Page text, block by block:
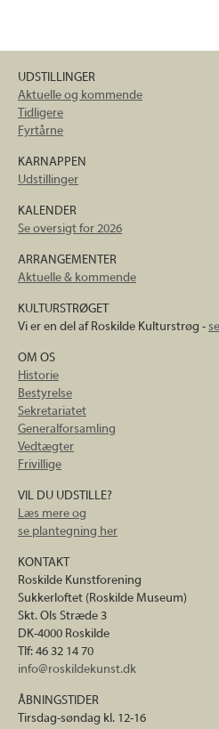
UDSTILLINGER
Aktuelle og kommende
Tidligere
Fyrtårne
KARNAPPEN
Udstillinger
KALENDER
Se oversigt for 2026
ARRANGEMENTER
Aktuelle & kommende
KULTURSTRØGET
Vi er en del af Roskilde Kulturstrøg -
OM OS
Historie
Bestyrelse
Sekretariatet
Generalforsamling
Vedtægter
Frivillige
VIL DU UDSTILLE?
Læs mere og
se plantegning her
KONTAKT
Roskilde Kunstforening
Sukkerloftet (Roskilde Museum)
Skt. Ols Stræde 3
DK-4000 Roskilde
Tlf: 46 32 14 70
info@roskildekunst.dk
ÅBNINGSTIDER
Tirsdag-søndag kl. 12-16